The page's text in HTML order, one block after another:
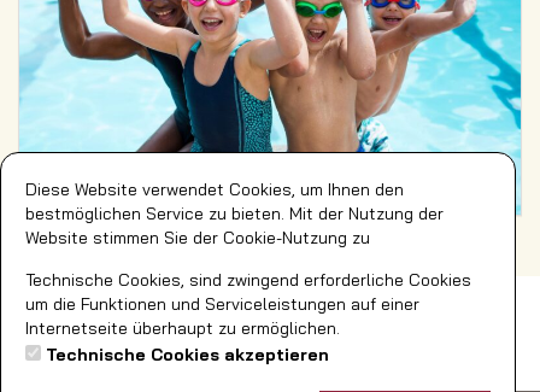
Impressum
AGB
DSB
Widerrufsbelehrung
Social Media
Facebook
Diese Website verwendet Cookies, um Ihnen den
bestmöglichen Service zu bieten. Mit der Nutzung der
Website stimmen Sie der Cookie-Nutzung zu
Technische Cookies, sind zwingend erforderliche Cookies
um die Funktionen und Serviceleistungen auf einer
Internetseite überhaupt zu ermöglichen.
Technische Cookies akzeptieren